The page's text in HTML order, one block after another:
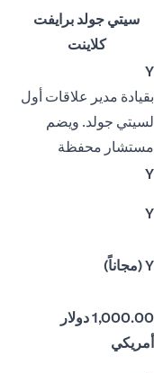
سيتي جولد برايفت
كلاينت
Y
بقيادة مدير علاقات أول
لسيتي جولد. ويضم
مستشار محفظة
Y
Y
Y (مجاناً)
1,000.00 دولار
أمريكي